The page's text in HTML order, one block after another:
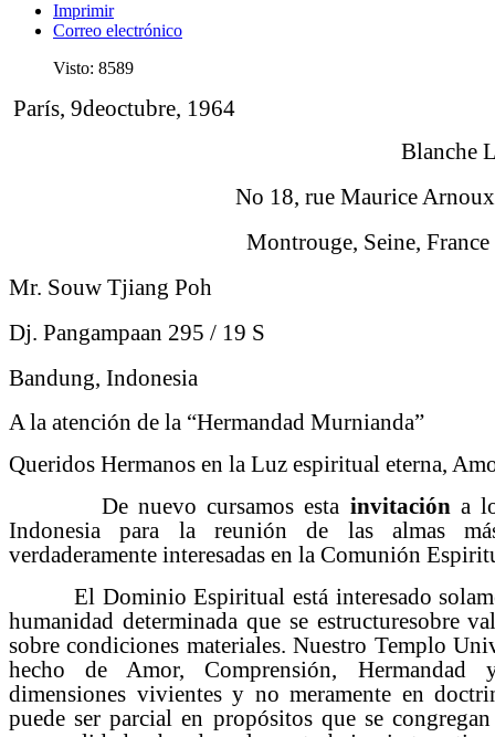
Imprimir
Correo electrónico
Visto: 8589
París, 9deoctubre, 1964
Blanche
No 18, rue Maurice Arnoux
Montrouge, Seine, France
Mr. Souw Tjiang Poh
Dj. Pangampaan 295 / 19 S
Bandung, Indonesia
A la atención de la “Hermandad Murnianda”
Queridos Hermanos en la Luz espiritual eterna,
De nuevo cursamos esta invitacióna
Indonesia para la reunión de las almas
verdaderamente interesadas en la Comunión
El Dominio Espiritual está interesado
humanidad determinada que se estructuresobre
sobre condiciones materiales. Nuestro Templo
hecho de Amor, Comprensión,
dimensiones vivientes y no meramente en
puede ser parcial en propósitos que se